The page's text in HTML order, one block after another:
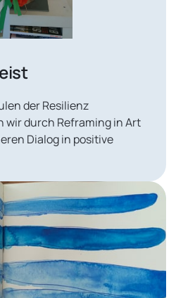
der Resilienz
wir durch Reframing in Art
Dialog in positive